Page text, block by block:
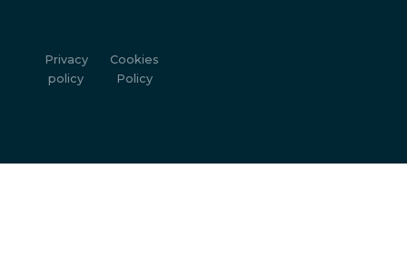
Privacy
policy
Cookies
Policy